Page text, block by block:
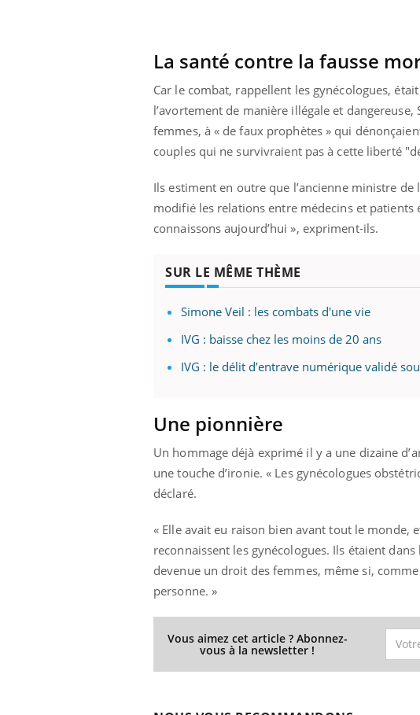
La santé contre la fausse
Car le combat, rappellent les gynécologues,
l’avortement de manière illégale et
femmes, à « de faux prophètes » qui
couples qui ne survivraient pas à cette liberté
Ils estiment en outre que l’ancienne ministre de
modifié les relations entre médecins et
connaissons aujourd’hui », expriment-ils.
SUR LE MÊME THÈME
Simone Veil : les combats d'une vie
IVG : baisse chez les moins de 20 ans
IVG : le délit d’entrave numérique validé
Une pionnière
Un hommage déjà exprimé il y a une dizaine
une touche d’ironie. « Les gynécologues
déclaré.
« Elle avait eu raison bien avant tout le monde,
reconnaissent les gynécologues. Ils étaient
devenue un droit des femmes, même si,
personne. »
Vous aimez cet article ? Abonnez-
vous à la newsletter !
sur nos soirées